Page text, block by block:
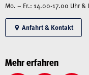
Mo. – Fr.: 14.00-17.00 Uhr &
Anfahrt & Kontakt
Mehr erfahren